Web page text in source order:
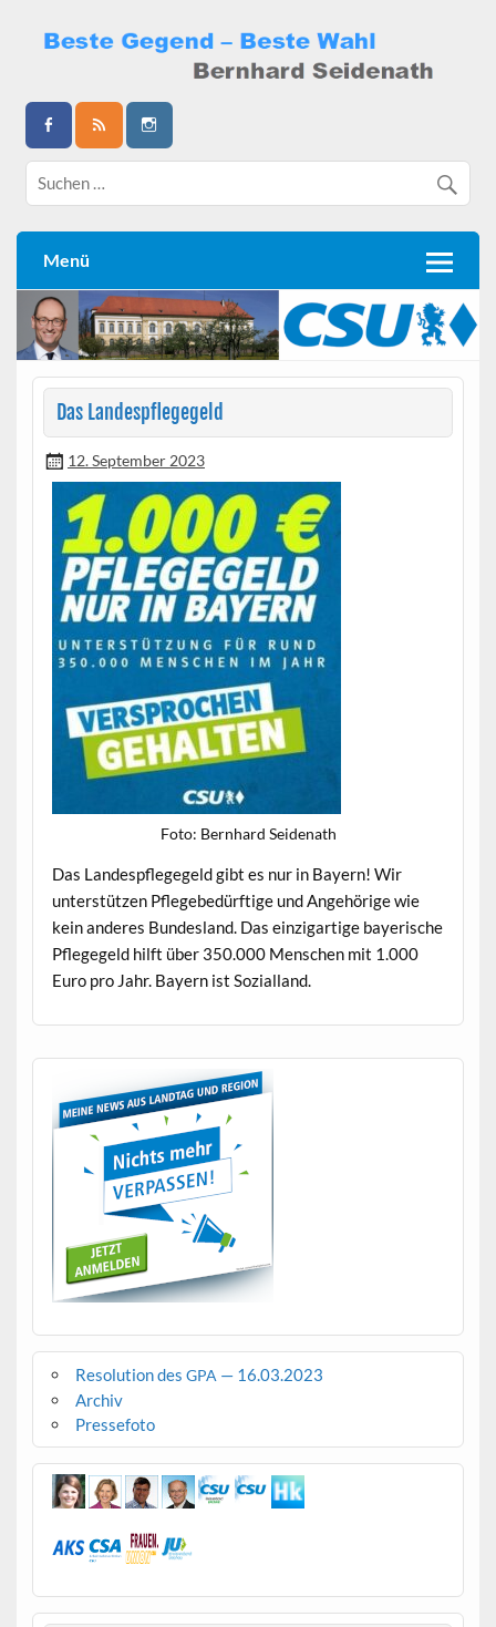
content
Bernhard Seidenath
Menü
Das Landespflegegeld
12. September 2023
Foto: Bern­hard Seidenath
Das Lan­despflegegeld gibt es nur in Bay­ern! Wir
unter­stützen Pflegebedürftige und Ange­hörige wie
kein anderes Bun­des­land. Das einzi­gar­tige bay­erische
Pflegegeld hil­ft über 350.000 Men­schen mit 1.000
Euro pro Jahr. Bay­ern ist Sozialland.
Resolution des GPA — 16.03.2023
Archiv
Pressefoto